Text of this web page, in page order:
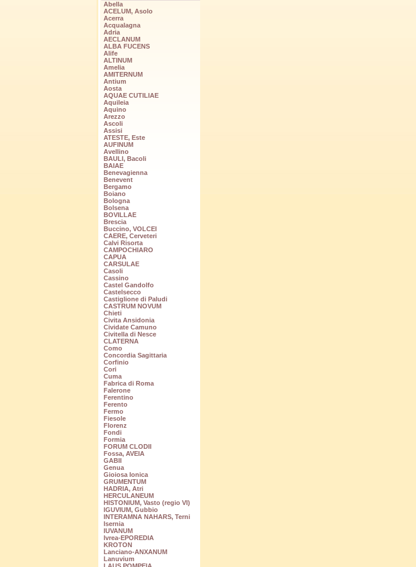
Abella
ACELUM, Asolo
Acerra
Acqualagna
Adria
AECLANUM
ALBA FUCENS
Alife
ALTINUM
Amelia
AMITERNUM
Antium
Aosta
AQUAE CUTILIAE
Aquileia
Aquino
Arezzo
Ascoli
Assisi
ATESTE, Este
AUFINUM
Avellino
BAULI, Bacoli
BAIAE
Benevagienna
Benevent
Bergamo
Boiano
Bologna
Bolsena
BOVILLAE
Brescia
Buccino, VOLCEI
CAERE, Cerveteri
Calvi Risorta
CAMPOCHIARO
CAPUA
CARSULAE
Casoli
Cassino
Castel Gandolfo
Castelsecco
Castiglione di Paludi
CASTRUM NOVUM
Chieti
Civita Ansidonia
Cividate Camuno
Civitella di Nesce
CLATERNA
Como
Concordia Sagittaria
Corfinio
Cori
Cuma
Fabrica di Roma
Falerone
Ferentino
Ferento
Fermo
Fiesole
Florenz
Fondi
Formia
FORUM CLODII
Fossa, AVEIA
GABII
Genua
Gioiosa Ionica
GRUMENTUM
HADRIA, Atri
HERCULANEUM
HISTONIUM, Vasto (regio VI)
IGUVIUM, Gubbio
INTERAMNA NAHARS, Terni
Isernia
IUVANUM
Ivrea-EPOREDIA
KROTON
Lanciano-ANXANUM
Lanuvium